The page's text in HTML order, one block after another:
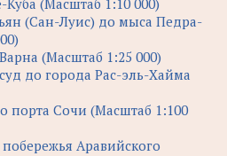
Куба (Масштаб 1:10 000)
(Сан-Луис) до мыса Педра-
(Масштаб 1:25 000)
до города Рас-эль-Хайма
порта Сочи (Масштаб 1:100
Аравийского